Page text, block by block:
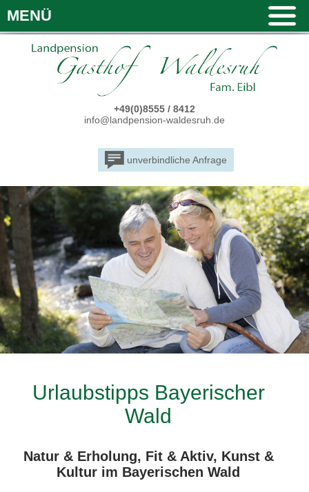
+49(0)8555 / 8412
info@landpension-waldesruh.de
unverbindliche Anfrage
MENÜ
Urlaubstipps Bayerischer
Wald
Natur & Erholung, Fit & Aktiv, Kunst &
Kultur im Bayerischen Wald